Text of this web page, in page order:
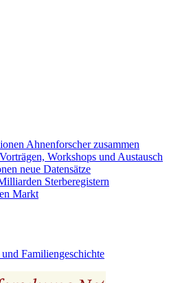
Ahnenforscher zusammen
Workshops und Austausch
neue Datensätze
Sterberegistern
Markt
Familiengeschichte